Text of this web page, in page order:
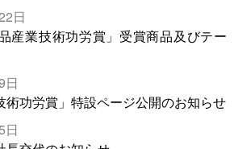
日
産業技術功労賞」受賞商品及びテー
日
術功労賞」特設ページ公開のお知らせ
日